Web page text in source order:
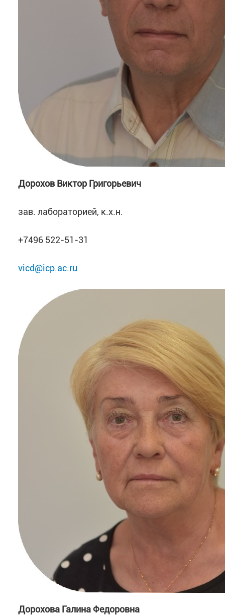
Дорохов Виктор Григорьевич
зав. лабораторией, к.х.н.
+7496 522-51-31
vicd@icp.ac.ru
Дорохова Галина Федоровна